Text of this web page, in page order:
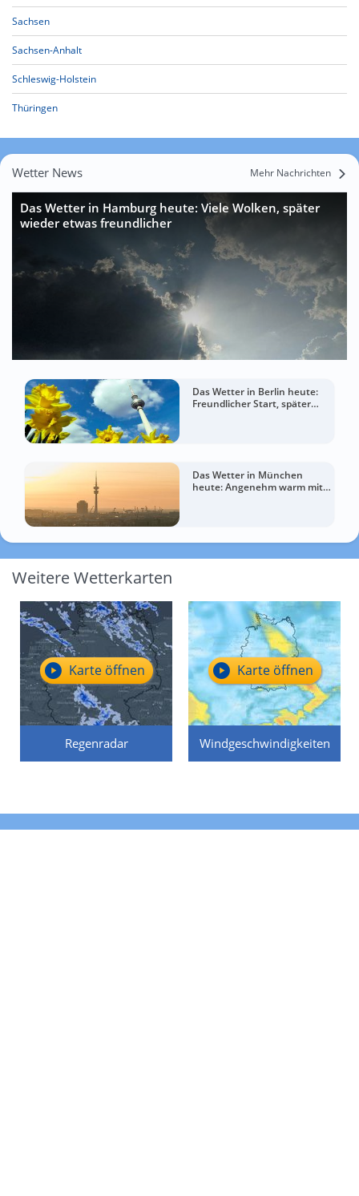
Sachsen
Sachsen-Anhalt
Schleswig-Holstein
Thüringen
Wetter News Mehr Nachrichten
Das Wetter in Hamburg heute: Viele Wolken, später
wieder etwas freundlicher
Das Wetter in Berlin heute:
Freundlicher Start, später
Das Wetter in München
heute: Angenehm warm mit
Weitere Wetterkarten
Regenradar
Karte öffnen
Windgeschwindigkeiten
Karte öffnen